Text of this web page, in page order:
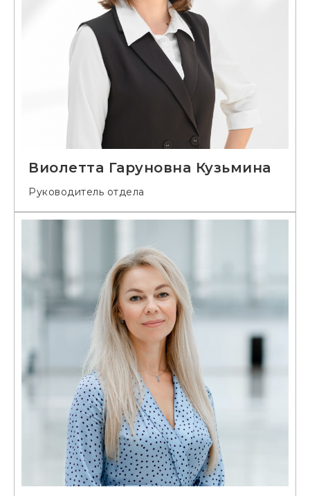
Виолетта Гаруновна Кузьмина
Руководитель отдела